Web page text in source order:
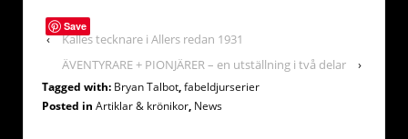
Save
‹ Kalles tecknare i Allers redan 1931
ÄVENTYRARE + PIONJÄRER – en utställning i två delar
›
Tagged with: Bryan Talbot,fabeldjurserier
Posted in Artiklar & krönikor, News